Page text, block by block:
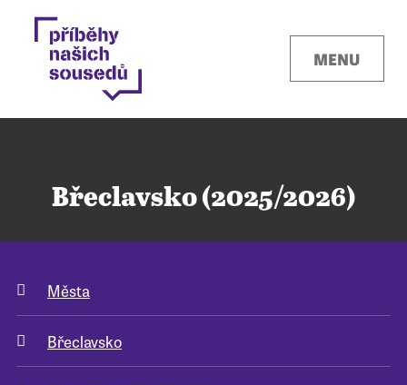
MENU
Kontakty
Místa
O projektu
Břeclavsko (2025/2026)
Města
Břeclavsko